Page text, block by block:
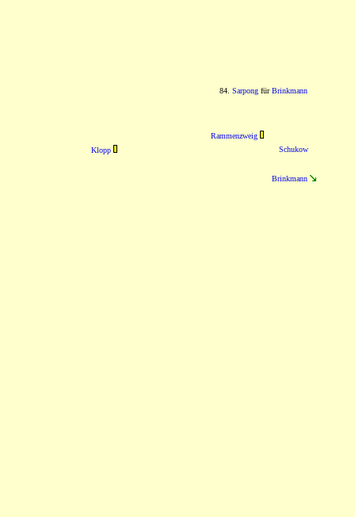
84. Sarpong fürBrinkmann
Rammenzweig
Klopp
Schukow
Brinkmann